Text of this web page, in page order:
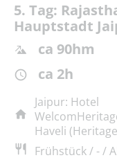
5. Tag:
Hauptstadt
ca 90hm
ca 2h
Jaipur: Hotel
Haveli
Frühstück / - /